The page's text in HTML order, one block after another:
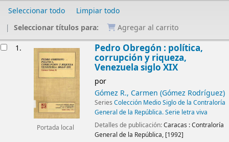
Seleccionar todo
Limpiar todo
Seleccionar títulos para:
Agregar al carrito
1.
Portada local
Pedro Obregón : política,
corrupción y riqueza,
Venezuela siglo XIX
por
Gómez R., Carmen (Gómez Rodríguez)
Series Colección Medio Siglo de la Contraloría
General de la República. Serie letra viva
Detalles de publicación:Caracas :Contraloría
General de la República, [1992]